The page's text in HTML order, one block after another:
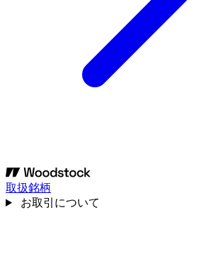
取扱銘柄
お取引について